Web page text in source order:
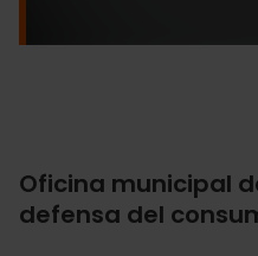
Oficina municipal
defensa del